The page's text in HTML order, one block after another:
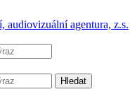
audiovizuální agentura, z.s.
Hledat